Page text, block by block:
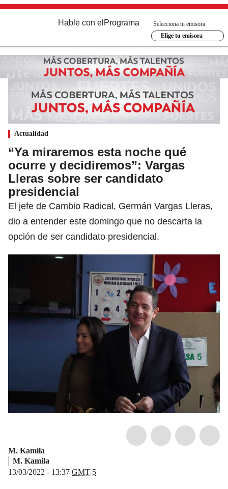
Hable con el Programa
Selecciona tu emisora
Elige tu emisora
Actualidad
“Ya miraremos esta noche qué
ocurre y decidiremos”: Vargas
Lleras sobre ser candidato
presidencial
El jefe de Cambio Radical, Germán Vargas Lleras,
dio a entender este domingo que no descarta la
opción de ser candidato presidencial.
M. Kamila
M. Kamila
13/03/2022 - 13:37 GMT-5